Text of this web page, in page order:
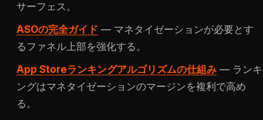
サーフェス。
ASOの完全ガイド — マネタイゼーションが必要とす
るファネル上部を強化する。
App Storeランキングアルゴリズムの仕組み — ランキ
ングはマネタイゼーションのマージンを複利で高め
る。